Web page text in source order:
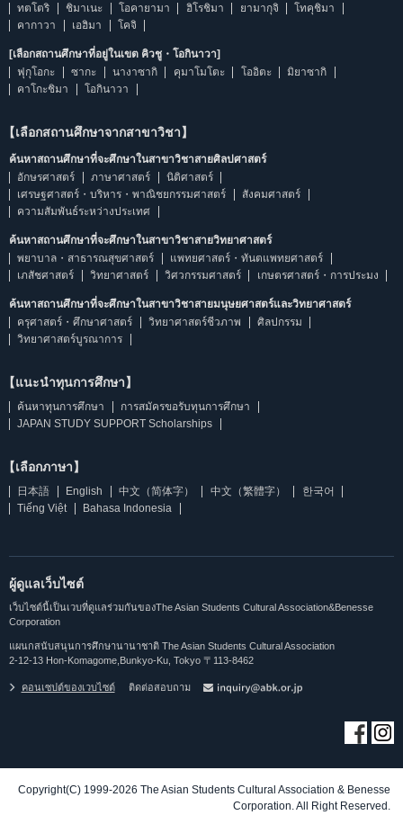
ทตโตริ
ชิมาเนะ โอคายามา ฮิโรชิมา ยามากุจิ
โทคุชิมา
คากาวา
เอฮิมา โคจิ
[เลือกสถานศึกษาที่อยู่ในเขต คิวชู・โอกินาวา]
ฟุกุโอกะ
ซากะ นางาซากิ คุมาโมโตะ โออิตะ
มิยาซากิ
คาโกะชิมา
โอกินาวา
【เลือกสถานศึกษาจากสาขาวิชา】
ค้นหาสถานศึกษาที่จะศึกษาในสาขาวิชาสายศิลปศาสตร์
อักษรศาสตร์
ภาษาศาสตร์
นิติศาสตร์
เศรษฐศาสตร์・บริหาร・พาณิชยกรรมศาสตร์
สังคมศาสตร์
ความสัมพันธ์ระหว่างประเทศ
ค้นหาสถานศึกษาที่จะศึกษาในสาขาวิชาสายวิทยาศาสตร์
พยาบาล・สาธารณสุขศาสตร์
แพทยศาสตร์・ทันตแพทยศาสตร์
เภสัชศาสตร์
วิทยาศาสตร์ วิศวกรรมศาสตร์ เกษตรศาสตร์・การประมง
ค้นหาสถานศึกษาที่จะศึกษาในสาขาวิชาสายมนุษยศาสตร์และวิทยาศาสตร์
ครุศาสตร์・ศึกษาศาสตร์
วิทยาศาสตร์ชีวภาพ
ศิลปกรรม
วิทยาศาสตร์บูรณาการ
【แนะนำทุนการศึกษา】
ค้นหาทุนการศึกษา
การสมัครขอรับทุนการศึกษา
JAPAN STUDY SUPPORT Scholarships
【เลือกภาษา】
日本語 English 中文（简体字） 中文（繁體字）
한국어
Tiếng Việt
Bahasa Indonesia
ผู้ดูแลเว็บไซต์
เว็บไซต์นี้เป็นเวบที่ดูแลร่วมกันของThe Asian Students Cultural Association&Benesse
Corporation
แผนกสนับสนุนการศึกษานานาชาติ The Asian Students Cultural Association
2-12-13 Hon-Komagome,Bunkyo-Ku, Tokyo 〒113-8462
คอนเซปต์ของเวบไซต์ ติดต่อสอบถาม
Copyright(C) 1999-2026 The Asian Students Cultural Association & Benesse
Corporation. All Right Reserved.